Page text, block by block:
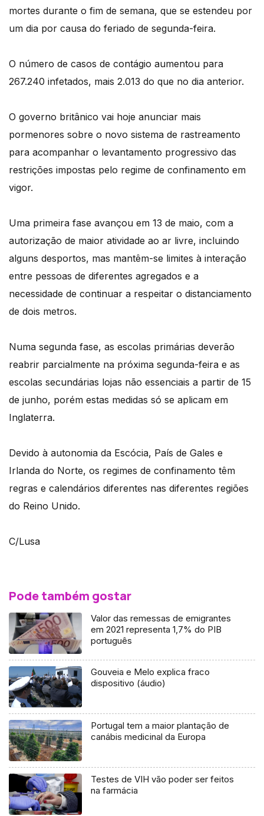
mortes durante o fim de semana, que se estendeu por
um dia por causa do feriado de segunda-feira.
O número de casos de contágio aumentou para
267.240 infetados, mais 2.013 do que no dia anterior.
O governo britânico vai hoje anunciar mais
pormenores sobre o novo sistema de rastreamento
para acompanhar o levantamento progressivo das
restrições impostas pelo regime de confinamento em
vigor.
Uma primeira fase avançou em 13 de maio, com a
autorização de maior atividade ao ar livre, incluindo
alguns desportos, mas mantêm-se limites à interação
entre pessoas de diferentes agregados e a
necessidade de continuar a respeitar o distanciamento
de dois metros.
Numa segunda fase, as escolas primárias deverão
reabrir parcialmente na próxima segunda-feira e as
escolas secundárias lojas não essenciais a partir de 15
de junho, porém estas medidas só se aplicam em
Inglaterra.
Devido à autonomia da Escócia, País de Gales e
Irlanda do Norte, os regimes de confinamento têm
regras e calendários diferentes nas diferentes regiões
do Reino Unido.
C/Lusa
Pode também gostar
Valor das remessas de emigrantes
em 2021 representa 1,7% do PIB
português
Gouveia e Melo explica fraco
dispositivo (áudio)
Portugal tem a maior plantação de
canábis medicinal da Europa
Testes de VIH vão poder ser feitos
na farmácia